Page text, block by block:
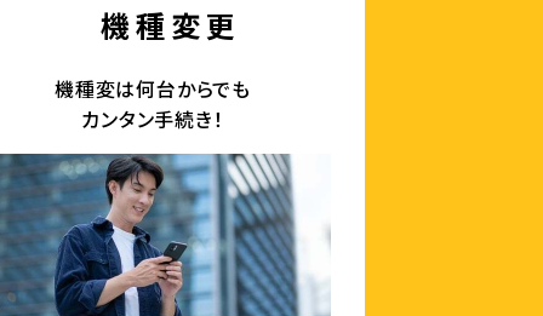
機種変更
機種変は何台からでも
カンタン手続き！